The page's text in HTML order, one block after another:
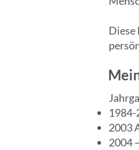
Diese
2003
2004